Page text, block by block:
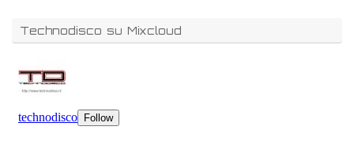
Technodisco su Mixcloud